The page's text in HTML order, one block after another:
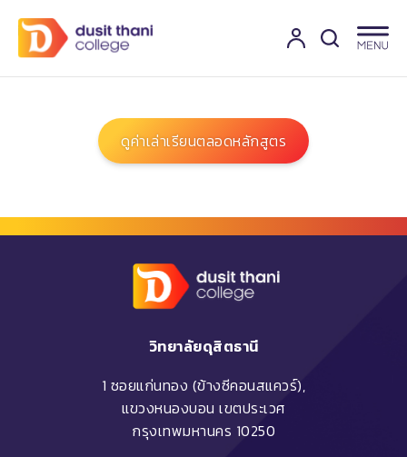
ดูค่าเล่าเรียนตลอดหลักสูตร
วิทยาลัยดุสิตธานี
1 ซอยแก่นทอง (ข้างซีคอนสแควร์),
แขวงหนองบอน เขตประเวศ
กรุงเทพมหานคร 10250